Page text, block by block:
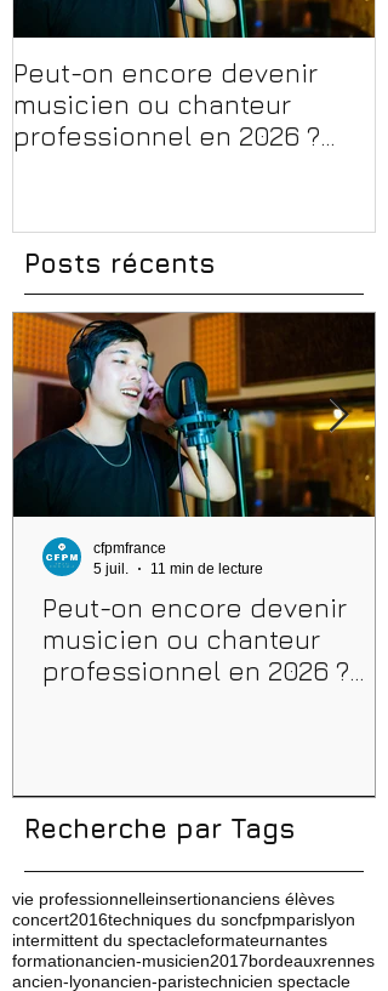
Peut-on encore devenir
musicien ou chanteur
professionnel en 2026 ?
Posts récents
Peut-on encore devenir
musicien ou chanteur
professionnel en 2026 ?
cfpmfrance
5 juil.
11 min de lecture
Recherche par Tags
vie professionnelleinsertionanciens élèves
concert2016techniques du soncfpmparislyon
intermittent du spectacleformateurnantes
formationancien-musicien2017bordeauxrennes
ancien-lyonancien-paristechnicien spectacle